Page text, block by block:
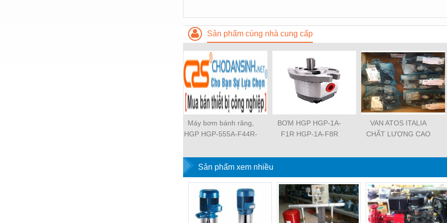
Sản phẩm cùng nhà cung cấp
Máy bơm bánh răng,
HGP HGP-555A-F44R-
L826R-4BDB HGP-
53A-L33R-X1-2B-G-13
HGP-555A-L48R-Z-
4BD-F2 HGP-33A-
L36L-X-4BD HGP-22A-
F92L-X-4BJ HGP-53A-
L44R-Z-4BD-P-13
BƠM HGP HGP-1A-
F1R HGP-1A-F8R
2A-F12R HGP-2A-F3R
HGP-22A-F4R4R HGP-
222A-F4RF4RF4R
HGP-3A-F30R HGP-
3A-F6R HGP-33A-
F14R14R
VAN ATOS ITALIA
CHẤT LƯỢNG CAO
004 HR-013 HR-013 /
/ E 20 JPQ-222 JPQ-
212 JPG-211/210
Sản phẩm xem nhiều